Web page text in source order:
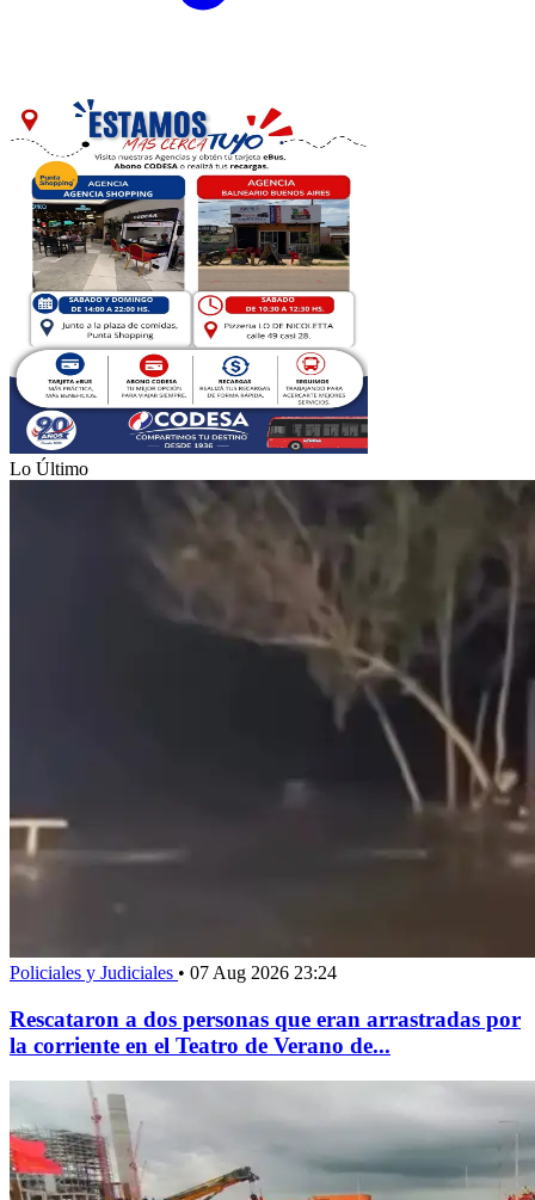
Lo Último
Policiales y Judiciales • 07 Aug 2026 23:24
Rescataron a dos personas que eran arrastradas por
la corriente en el Teatro de Verano de...